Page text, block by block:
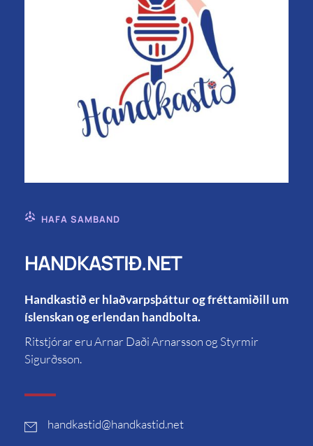
HAFA SAMBAND
HANDKASTIÐ.NET
Handkastið er hlaðvarpsþáttur og fréttamiðill um
íslenskan og erlendan handbolta.
Ritstjórar eru Arnar Daði Arnarsson og Styrmir
Sigurðsson.
handkastid@handkastid.net